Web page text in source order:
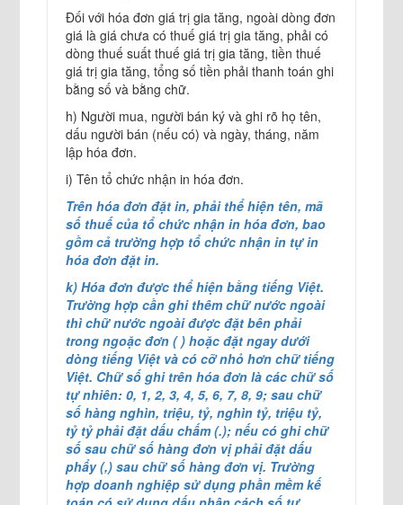
Đối với hóa đơn giá trị gia tăng, ngoài dòng đơn
giá là giá chưa có thuế giá trị gia tăng, phải có
dòng thuế suất thuế giá trị gia tăng, tiền thuế
giá trị gia tăng, tổng số tiền phải thanh toán ghi
bằng số và bằng chữ.
h) Người mua, người bán ký và ghi rõ họ tên,
dấu người bán (nếu có) và ngày, tháng, năm
lập hóa đơn.
i) Tên tổ chức nhận in hóa đơn.
Trên hóa đơn đặt in, phải thể hiện tên, mã
số thuế của tổ chức nhận in hóa đơn, bao
gồm cả trường hợp tổ chức nhận in tự in
hóa đơn đặt in.
k) Hóa đơn được thể hiện bằng tiếng Việt.
Trường hợp cần ghi thêm chữ nước ngoài
thì chữ nước ngoài được đặt bên phải
trong ngoặc đơn ( ) hoặc đặt ngay dưới
dòng tiếng Việt và có cỡ nhỏ hơn chữ tiếng
Việt. Chữ số ghi trên hóa đơn là các chữ số
tự nhiên: 0, 1, 2, 3, 4, 5, 6, 7, 8, 9; sau chữ
số hàng nghìn, triệu, tỷ, nghìn tỷ, triệu tỷ,
tỷ tỷ phải đặt dấu chấm (.); nếu có ghi chữ
số sau chữ số hàng đơn vị phải đặt dấu
phẩy (,) sau chữ số hàng đơn vị. Trường
hợp doanh nghiệp sử dụng phần mềm kế